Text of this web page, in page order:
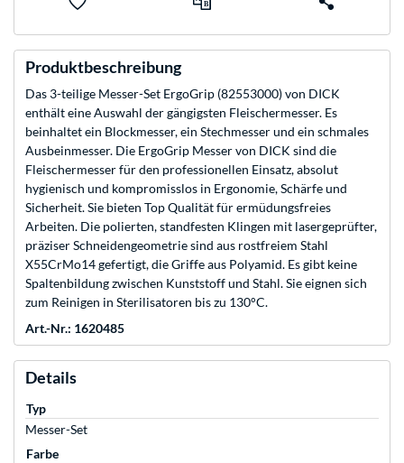
Produktbeschreibung
Das 3-teilige Messer-Set ErgoGrip (82553000) von DICK
enthält eine Auswahl der gängigsten Fleischermesser. Es
beinhaltet ein Blockmesser, ein Stechmesser und ein schmales
Ausbeinmesser. Die ErgoGrip Messer von DICK sind die
Fleischermesser für den professionellen Einsatz, absolut
hygienisch und kompromisslos in Ergonomie, Schärfe und
Sicherheit. Sie bieten Top Qualität für ermüdungsfreies
Arbeiten. Die polierten, standfesten Klingen mit lasergeprüfter,
präziser Schneidengeometrie sind aus rostfreiem Stahl
X55CrMo14 gefertigt, die Griffe aus Polyamid. Es gibt keine
Spaltenbildung zwischen Kunststoff und Stahl. Sie eignen sich
zum Reinigen in Sterilisatoren bis zu 130°C.
Art.-Nr.: 1620485
Details
Typ
Messer-Set
Farbe